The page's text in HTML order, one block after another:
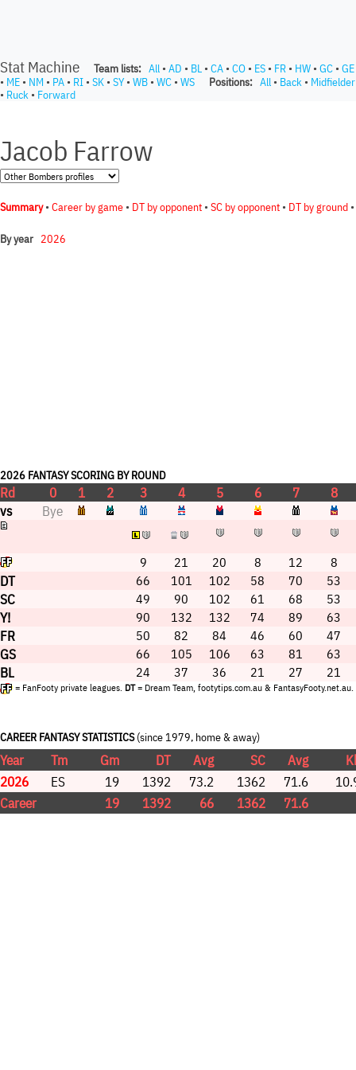
Stat Machine Team lists: All • AD • BL • CA • CO • ES • FR • HW • GC • GE
• ME • NM • PA • RI • SK • SY• WB • WC • WS Positions: All • Back • Midfielder
• Ruck • Forward